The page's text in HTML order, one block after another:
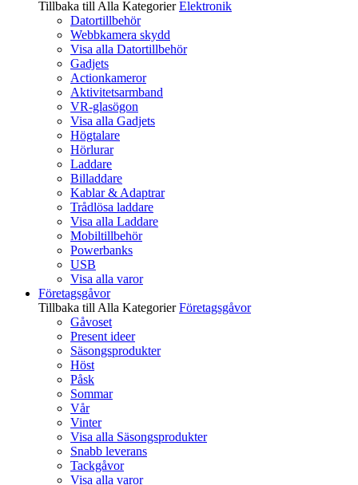
Tillbaka till Alla Kategorier Elektronik
Datortillbehör
Webbkamera skydd
Visa alla Datortillbehör
Gadjets
Actionkameror
Aktivitetsarmband
VR-glasögon
Visa alla Gadjets
Högtalare
Hörlurar
Laddare
Billaddare
Kablar & Adaptrar
Trådlösa laddare
Visa alla Laddare
Mobiltillbehör
Powerbanks
USB
Visa alla varor
Företagsgåvor
Tillbaka till Alla Kategorier Företagsgåvor
Gåvoset
Present ideer
Säsongsprodukter
Höst
Påsk
Sommar
Vår
Vinter
Visa alla Säsongsprodukter
Snabb leverans
Tackgåvor
Visa alla varor